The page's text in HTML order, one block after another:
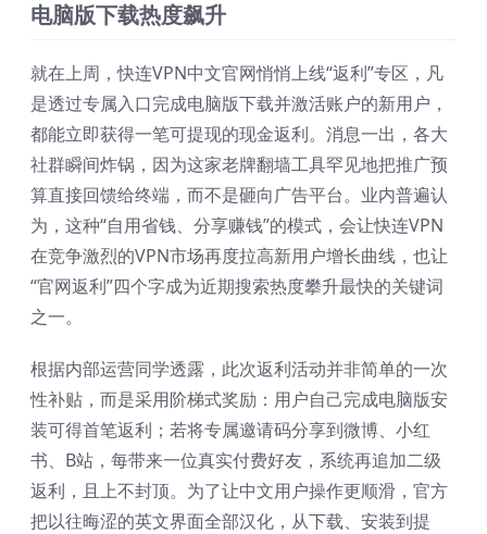
电脑版下载热度飙升
就在上周，快连VPN中文官网悄悄上线“返利”专区，凡
是透过专属入口完成电脑版下载并激活账户的新用户，
都能立即获得一笔可提现的现金返利。消息一出，各大
社群瞬间炸锅，因为这家老牌翻墙工具罕见地把推广预
算直接回馈给终端，而不是砸向广告平台。业内普遍认
为，这种“自用省钱、分享赚钱”的模式，会让快连VPN
在竞争激烈的VPN市场再度拉高新用户增长曲线，也让
“官网返利”四个字成为近期搜索热度攀升最快的关键词
之一。
根据内部运营同学透露，此次返利活动并非简单的一次
性补贴，而是采用阶梯式奖励：用户自己完成电脑版安
装可得首笔返利；若将专属邀请码分享到微博、小红
书、B站，每带来一位真实付费好友，系统再追加二级
返利，且上不封顶。为了让中文用户操作更顺滑，官方
把以往晦涩的英文界面全部汉化，从下载、安装到提